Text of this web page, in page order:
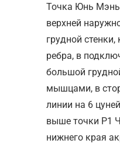
Точка Юнь
верхней
грудной стенки,
ребра, в
большой
мышцами, в
линии на 6
выше точки Р1
нижнего края